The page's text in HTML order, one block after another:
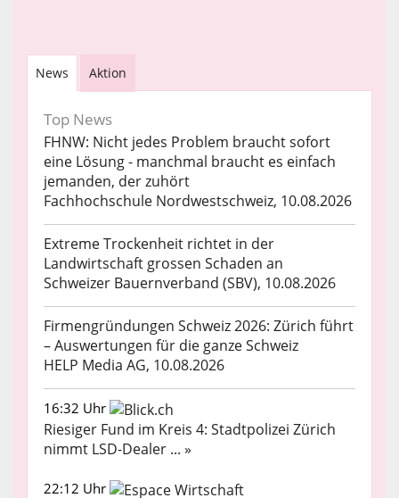
News Aktion
Top News
FHNW: Nicht jedes Problem braucht sofort
eine Lösung - manchmal braucht es einfach
jemanden, der zuhört
Fachhochschule Nordwestschweiz, 10.08.2026
Extreme Trockenheit richtet in der
Landwirtschaft grossen Schaden an
Schweizer Bauernverband (SBV), 10.08.2026
Firmengründungen Schweiz 2026: Zürich führt
– Auswertungen für die ganze Schweiz
HELP Media AG, 10.08.2026
16:32 Uhr
Riesiger Fund im Kreis 4: Stadtpolizei Zürich
nimmt LSD-Dealer ... »
22:12 Uhr